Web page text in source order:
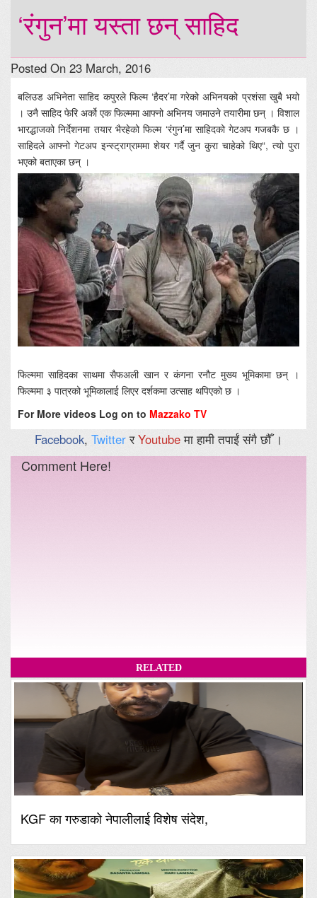
‘रंगुन’मा यस्ता छन् साहिद
Posted On 23 March, 2016
बलिउड अभिनेता साहिद कपुरले फिल्म ‘हैदर’मा गरेको अभिनयको प्रशंसा खुबै भयो
। उनै साहिद फेरि अर्को एक फिल्ममा आफ्नो अभिनय जमाउने तयारीमा छन् । विशाल
भारद्धाजको निर्देशनमा तयार भैरहेको फिल्म ‘रंगुन’मा साहिदको गेटअप गजबकै छ ।
साहिदले आफ्नो गेटअप इन्स्ट्राग्राममा शेयर गर्दै जुन कुरा चाहेको थिए“, त्यो पुरा
भएको बताएका छन् ।
फिल्ममा साहिदका साथमा सैफअली खान र कंगना रनौट मुख्य भूमिकामा छन् ।
फिल्ममा ३ पात्रको भूमिकालाई लिएर दर्शकमा उत्साह थपिएको छ ।
For More videos Log on to Mazzako TV
Facebook, TwitterरYoutubeमा हामी तपाईं संगै छौँ ।
Comment Here!
RELATED
KGF का गरुडाको नेपालीलाई विशेष संदेश,